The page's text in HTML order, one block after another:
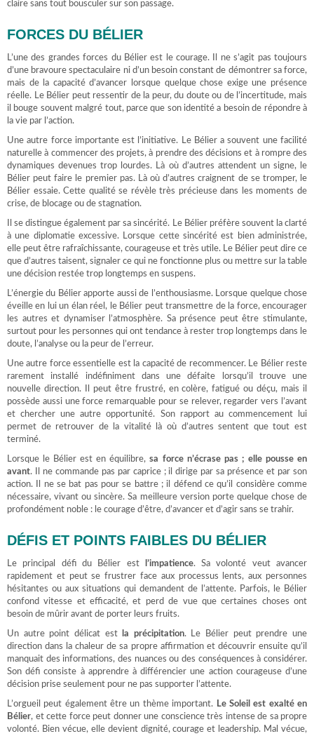
claire sans tout bousculer sur son passage.
FORCES DU BÉLIER
L’une des grandes forces du Bélier est le courage. Il ne s’agit pas toujours
d’une bravoure spectaculaire ni d’un besoin constant de démontrer sa force,
mais de la capacité d’avancer lorsque quelque chose exige une présence
réelle. Le Bélier peut ressentir de la peur, du doute ou de l’incertitude, mais
il bouge souvent malgré tout, parce que son identité a besoin de répondre à
la vie par l’action.
Une autre force importante est l’initiative. Le Bélier a souvent une facilité
naturelle à commencer des projets, à prendre des décisions et à rompre des
dynamiques devenues trop lourdes. Là où d’autres attendent un signe, le
Bélier peut faire le premier pas. Là où d’autres craignent de se tromper, le
Bélier essaie. Cette qualité se révèle très précieuse dans les moments de
crise, de blocage ou de stagnation.
Il se distingue également par sa sincérité. Le Bélier préfère souvent la clarté
à une diplomatie excessive. Lorsque cette sincérité est bien administrée,
elle peut être rafraîchissante, courageuse et très utile. Le Bélier peut dire ce
que d’autres taisent, signaler ce qui ne fonctionne plus ou mettre sur la table
une décision restée trop longtemps en suspens.
L’énergie du Bélier apporte aussi de l’enthousiasme. Lorsque quelque chose
éveille en lui un élan réel, le Bélier peut transmettre de la force, encourager
les autres et dynamiser l’atmosphère. Sa présence peut être stimulante,
surtout pour les personnes qui ont tendance à rester trop longtemps dans le
doute, l’analyse ou la peur de l’erreur.
Une autre force essentielle est la capacité de recommencer. Le Bélier reste
rarement installé indéfiniment dans une défaite lorsqu’il trouve une
nouvelle direction. Il peut être frustré, en colère, fatigué ou déçu, mais il
possède aussi une force remarquable pour se relever, regarder vers l’avant
et chercher une autre opportunité. Son rapport au commencement lui
permet de retrouver de la vitalité là où d’autres sentent que tout est
terminé.
Lorsque le Bélier est en équilibre,sa force n’écrase pas ; elle pousse en
avant. Il ne commande pas par caprice ; il dirige par sa présence et par son
action. Il ne se bat pas pour se battre ; il défend ce qu’il considère comme
nécessaire, vivant ou sincère. Sa meilleure version porte quelque chose de
profondément noble : le courage d’être, d’avancer et d’agir sans se trahir.
DÉFIS ET POINTS FAIBLES DU BÉLIER
Le principal défi du Bélier est l’impatience. Sa volonté veut avancer
rapidement et peut se frustrer face aux processus lents, aux personnes
hésitantes ou aux situations qui demandent de l’attente. Parfois, le Bélier
confond vitesse et efficacité, et perd de vue que certaines choses ont
besoin de mûrir avant de porter leurs fruits.
Un autre point délicat est la précipitation. Le Bélier peut prendre une
direction dans la chaleur de sa propre affirmation et découvrir ensuite qu’il
manquait des informations, des nuances ou des conséquences à considérer.
Son défi consiste à apprendre à différencier une action courageuse d’une
décision prise seulement pour ne pas supporter l’attente.
L’orgueil peut également être un thème important. Le Soleil est exalté en
Bélier, et cette force peut donner une conscience très intense de sa propre
volonté. Bien vécue, elle devient dignité, courage et leadership. Mal vécue,